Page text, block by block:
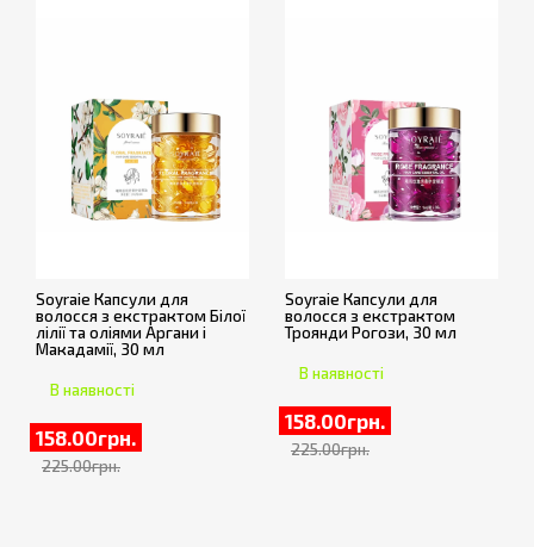
Soyraie Капсули для
волосся з екстрактом Білої
лілії та оліями Аргани і
Макадамії, 30 мл
В наявності
158.00грн.
225.00грн.
Soyraie Капсули для
волосся з екстрактом
Троянди Рогози, 30 мл
В наявності
158.00грн.
225.00грн.